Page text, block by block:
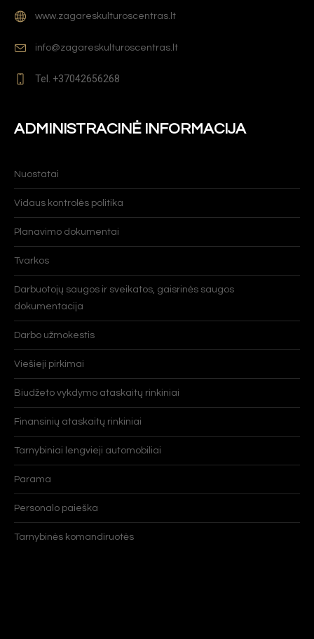
www.zagareskulturoscentras.lt
info@zagareskulturoscentras.lt
Tel. +37042656268
ADMINISTRACINĖ INFORMACIJA
Nuostatai
Vidaus kontrolės politika
Planavimo dokumentai
Tvarkos
Darbuotojų saugos ir sveikatos, gaisrinės saugos
dokumentacija
Darbo užmokestis
Viešieji pirkimai
Biudžeto vykdymo ataskaitų rinkiniai
Finansinių ataskaitų rinkiniai
Tarnybiniai lengvieji automobiliai
Parama
Personalo paieška
Tarnybinės komandiruotės